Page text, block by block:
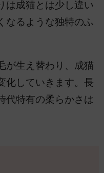
は成猫とは少し違い
なるような独特のふ
が生え替わり、成猫
化していきます。長
代特有の柔らかさは